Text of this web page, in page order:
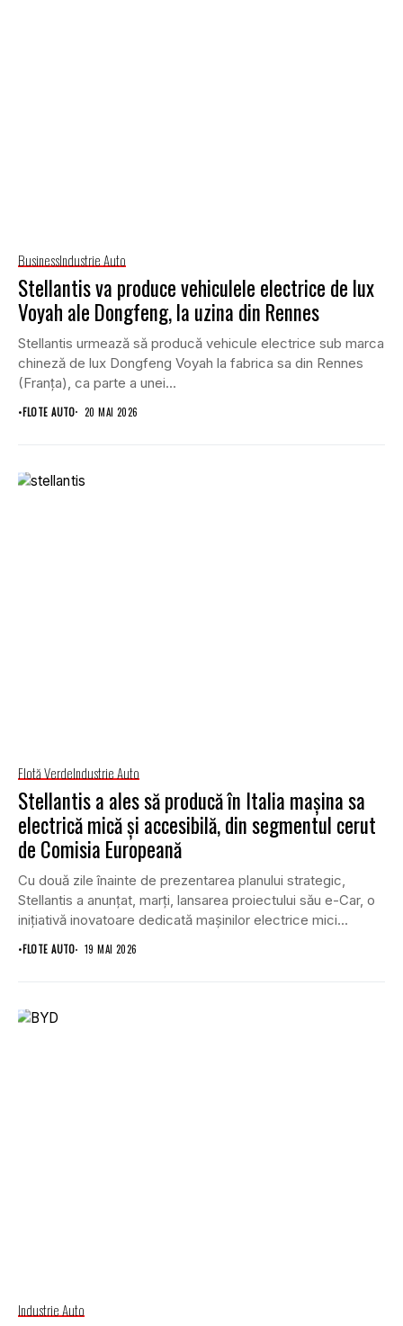
BusinessIndustrie Auto
Stellantis va produce vehiculele electrice de lux
Voyah ale Dongfeng, la uzina din Rennes
Stellantis urmează să producă vehicule electrice sub marca
chineză de lux Dongfeng Voyah la fabrica sa din Rennes
(Franța), ca parte a unei...
•FLOTE AUTO 20 MAI 2026
Flotă VerdeIndustrie Auto
Stellantis a ales să producă în Italia mașina sa
electrică mică și accesibilă, din segmentul cerut
de Comisia Europeană
Cu două zile înainte de prezentarea planului strategic,
Stellantis a anunțat, marți, lansarea proiectului său e-Car, o
inițiativă inovatoare dedicată mașinilor electrice mici...
•FLOTE AUTO 19 MAI 2026
Industrie Auto